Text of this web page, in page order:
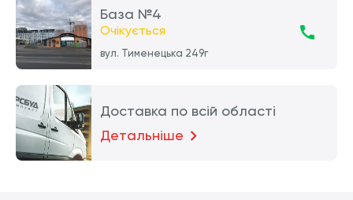
База №4
Очікується
вул. Тименецька 249г
Доставка по всій області
Детальніше